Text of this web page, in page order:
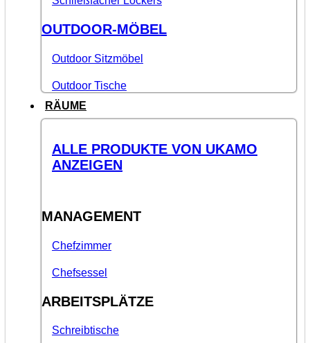
OUTDOOR-MÖBEL
Outdoor Sitzmöbel
Outdoor Tische
RÄUME
ALLE PRODUKTE VON UKAMO
ANZEIGEN
MANAGEMENT
Chefzimmer
Chefsessel
ARBEITSPLÄTZE
Schreibtische